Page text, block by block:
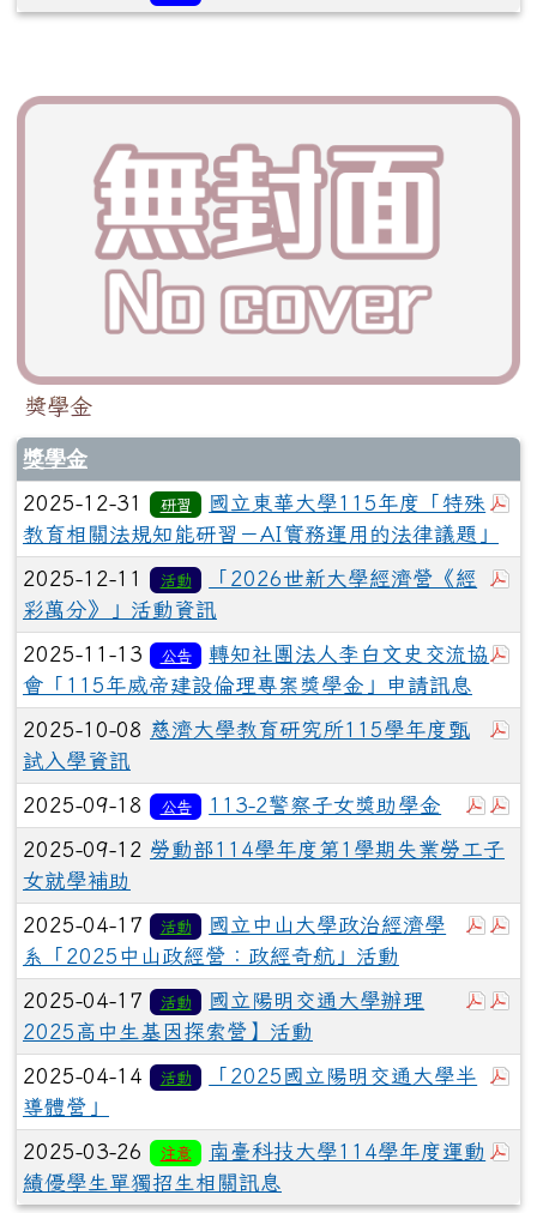
獎學金
獎學金
2025-12-31 研習
國立東華大學115年度「特殊
教育相關法規知能研習－AI實務運用的法律議題」
2025-12-11 活動
「2026世新大學經濟營《經
彩萬分》」活動資訊
2025-11-13 公告
轉知社團法人李白文史交流協
會「115年威帝建設倫理專案獎學金」申請訊息
2025-10-08 慈濟大學教育研究所115學年度甄
試入學資訊
於
2025-09-18 公告 113-2警察子女獎助學金
2025-09-12 勞動部114學年度第1學期失業勞工子
女就學補助
於
2025-04-17 活動
國立中山大學政治經濟學
系「2025中山政經營：政經奇航」活動
於
2025-04-17 活動
國立陽明交通大學辦理
2025高中生基因探索營】活動
2025-04-14 活動
「2025國立陽明交通大學半
導體營」
2025-03-26 注意
南臺科技大學114學年度運動
績優學生單獨招生相關訊息